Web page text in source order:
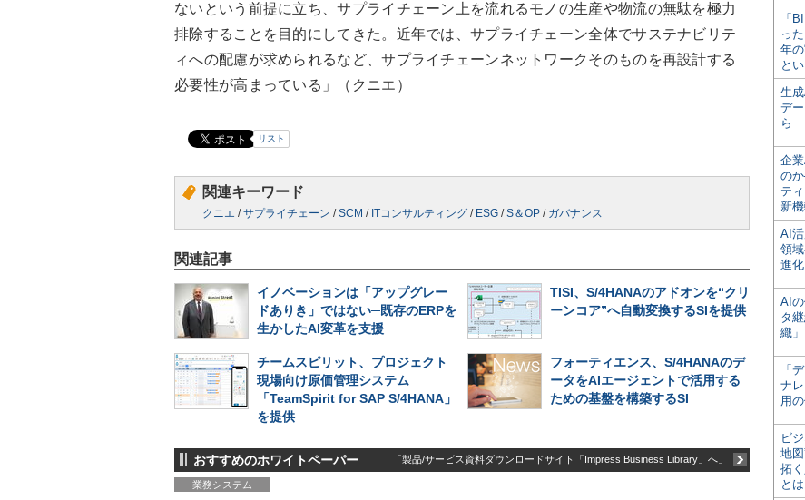
ないという前提に立ち、サプライチェーン上を流れるモノの生産や物流の無駄を極力
排除することを目的にしてきた。近年では、サプライチェーン全体でサステナビリテ
ィへの配慮が求められるなど、サプライチェーンネットワークそのものを再設計する
必要性が高まっている」（クニエ）
リスト
関連キーワード
クニエ /サプライチェーン /SCM / ITコンサルティング / ESG /S＆OP / ガバナンス
関連記事
イノベーションは「アップグレー
ドありき」ではない─既存のERPを
生かしたAI変革を支援
TISI、S/4HANAのアドオンを“クリ
ーンコア”へ自動変換するSIを提供
チームスピリット、プロジェクト
現場向け原価管理システム
「TeamSpirit for SAP S/4HANA」
を提供
フォーティエンス、S/4HANAのデ
ータをAIエージェントで活用する
ための基盤を構築するSI
おすすめのホワイトペーパー 「製品/サービス資料ダウンロードサイト「Impress Business Library」へ」
業務システム
「
っ
年
と
生
デ
ら
企
の
テ
新
AI
領
進
AI
タ
織」
「
ナ
用
ビ
地
拓
とは